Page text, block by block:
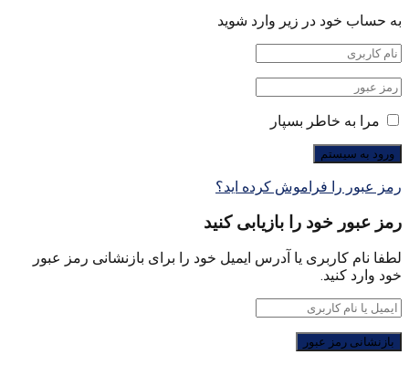
به حساب خود در زیر وارد شوید
مرا به خاطر بسپار
رمز عبور را فراموش کرده اید؟
رمز عبور خود را بازیابی کنید
لطفا نام کاربری یا آدرس ایمیل خود را برای بازنشانی رمز عبور
خود وارد کنید.